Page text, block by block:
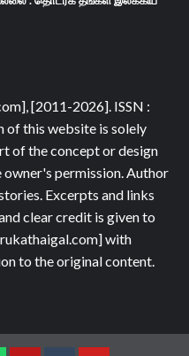
[2011-2026]. ISSN :
of this website is solely
of the concept or design
permission. Author
Excerpts and links
clear credit is given to
with
to the original content.